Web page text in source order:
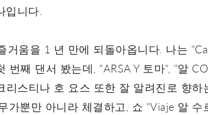
입니다.
거움을 1 년 만에 되돌아옵니다. 나는
째 댄서 봤는데, "ARSA Y 토마", "알
리스티나 호 요스 또한 잘 알려진로 향
가뿐만 아니라 체결하고, 쇼 "Viaje 알